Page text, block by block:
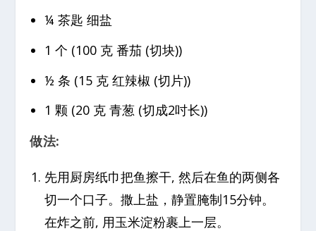
¼ 茶匙 细盐
1 个 (100 克 番茄 (切块))
½ 条 (15 克 红辣椒 (切片))
1 颗 (20 克 青葱 (切成2吋长))
做法:
先用厨房纸巾把鱼擦干, 然后在鱼的两侧各
切一个口子。撒上盐，静置腌制15分钟。
在炸之前, 用玉米淀粉裹上一层。